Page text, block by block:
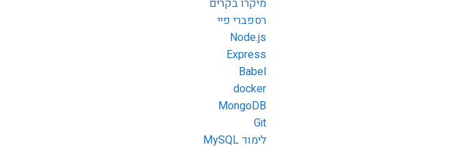
מיקרו בקרים
רספברי פיי
Node.js
Express
Babel
docker
MongoDB
Git
לימוד MySQL